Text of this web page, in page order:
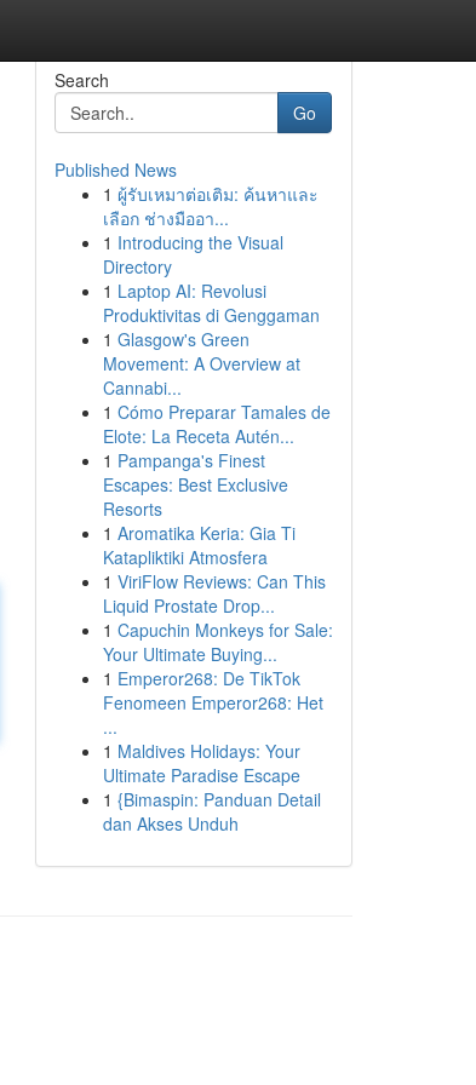
Search
Go
Published News
1 ผู้รับเหมาต่อเติม: ค้นหาและ
เลือก ช่างมืออา...
1 Introducing the Visual
Directory
1 Laptop AI: Revolusi
Produktivitas di Genggaman
1 Glasgow's Green
Movement: A Overview at
Cannabi...
1 Cómo Preparar Tamales de
Elote: La Receta Autén...
1 Pampanga's Finest
Escapes: Best Exclusive
Resorts
1 Aromatika Keria: Gia Ti
Katapliktiki Atmosfera
1 ViriFlow Reviews: Can This
Liquid Prostate Drop...
1 Capuchin Monkeys for Sale:
Your Ultimate Buying...
1 Emperor268: De TikTok
Fenomeen Emperor268: Het
...
1 Maldives Holidays: Your
Ultimate Paradise Escape
1 {Bimaspin: Panduan Detail
dan Akses Unduh